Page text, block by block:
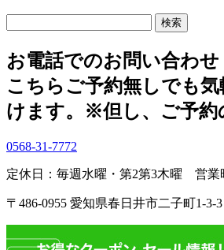
お電話でのお問い合わせ
こちらご予約無しでも
けます。
※但し、ご予約
0568-31-7772
定休日：毎週水曜・第2第3木曜 営業
〒486-0955 愛知県春日井市二子町1-3-3